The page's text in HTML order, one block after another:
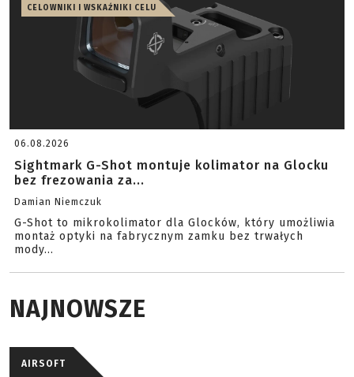
CELOWNIKI I WSKAŹNIKI CELU
06.08.2026
Sightmark G-Shot montuje kolimator na Glocku
bez frezowania za...
Damian Niemczuk
G-Shot to mikrokolimator dla Glocków, który umożliwia
montaż optyki na fabrycznym zamku bez trwałych
mody...
NAJNOWSZE
AIRSOFT